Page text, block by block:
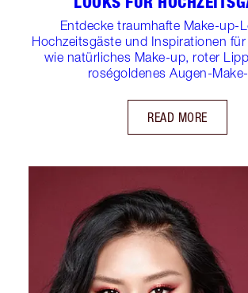
Entdecke traumhafte Make-up-
Hochzeitsgäste und Inspirationen
wie natürliches Make-up, roter
roségoldenes Augen-
READ MORE